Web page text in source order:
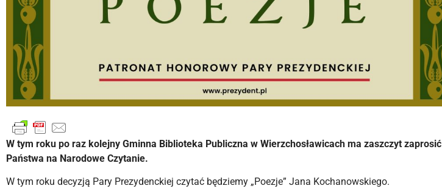
W tym roku po raz kolejny Gminna Biblioteka Publiczna w Wierzchosławicach ma zaszczyt zaprosić
Państwa na Narodowe Czytanie.
W tym roku decyzją Pary Prezydenckiej czytać będziemy „Poezje” Jana Kochanowskiego.